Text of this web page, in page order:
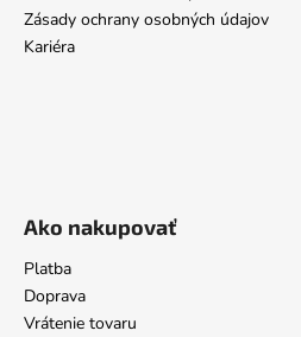
Zásady ochrany osobných údajov
Kariéra
Ako nakupovať
Platba
Doprava
Vrátenie tovaru